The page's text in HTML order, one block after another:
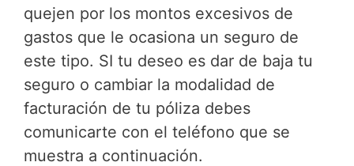
quejen por los montos excesivos de
gastos que le ocasiona un seguro de
este tipo. SI tu deseo es dar de baja tu
seguro o cambiar la modalidad de
facturación de tu póliza debes
comunicarte con el teléfono que se
muestra a continuación.